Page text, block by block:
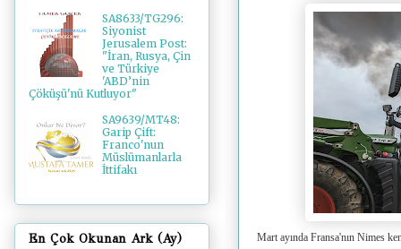
Mart ayında Fransa'nın Nimes
SA8633/TG296:
Siyonist
Jerusalem Post:
"İran, Rusya, Çin
ve Türkiye
'ABD’nin
Çöküşü'nü Kutluyor"
SA9639/MT48:
Garip Çift:
Franco'nun
Müslümanlarla
İttifakı
En Çok Okunan Ark (Ay)